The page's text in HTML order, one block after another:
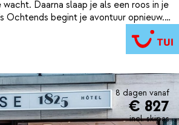
Daarna slaap je als een roos in je
Ochtends begint je avontuur opnieuw.
je zo naar de gondel die je naar een van
van Europa brengt. Met 600 kilometer
dag iets nieuws. Zin in iets anders dan
sta je tussen gletsjers, bergmeren
marmot.
8 dagen vanaf
€ 827
incl. skipas